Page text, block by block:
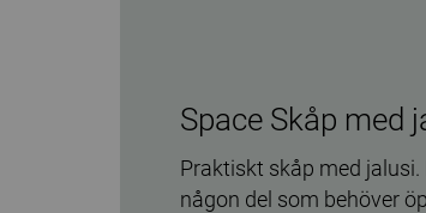
Space Skåp med
Praktiskt skåp med
någon del som behöver